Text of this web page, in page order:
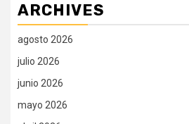
ARCHIVES
agosto 2026
julio 2026
junio 2026
mayo 2026